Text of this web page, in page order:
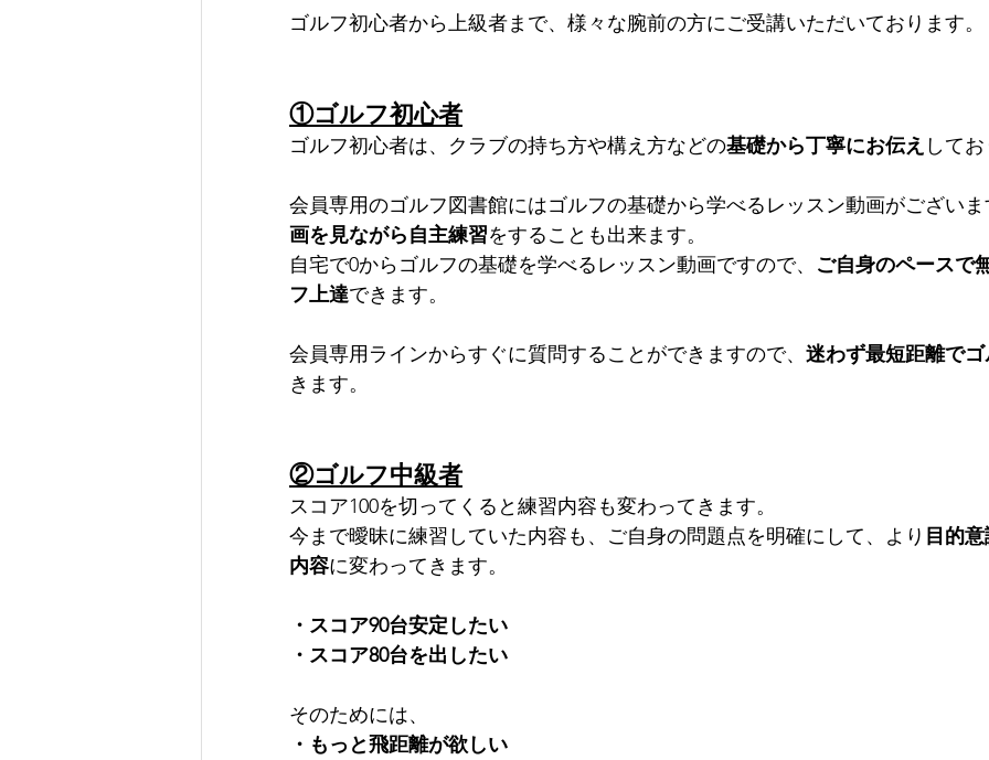
ゴルフ初心者から上級者まで、様々な腕前の方にご受講いただいております。
①ゴルフ初心者
ゴルフ初心者は、クラブの持ち方や構え方などの基礎から丁寧にお伝え して
会員専用のゴルフ図書館にはゴルフの基礎から学べるレッスン動画がござい
画を見ながら自主練習をすることも出来ます。
自宅で0からゴルフの基礎を学べるレッスン動画ですので、 ご自身のペースで
フ上達できます。
会員専用ラインからすぐに質問することができますので、 迷わず最短距離で
きます。
②ゴルフ中級者
スコア100を切ってくると練習内容も変わってきます。
今まで曖昧に練習していた内容も、ご自身の問題点を明確にして、より 目的
内容に変わってきます。
・スコア90台安定したい
・スコア80台を出したい
そのためには、
・もっと飛距離が欲しい